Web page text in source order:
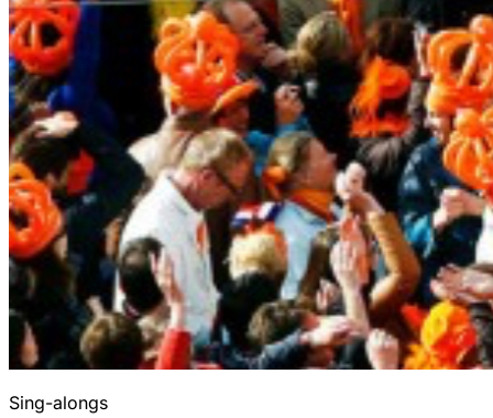
Sing-alongs